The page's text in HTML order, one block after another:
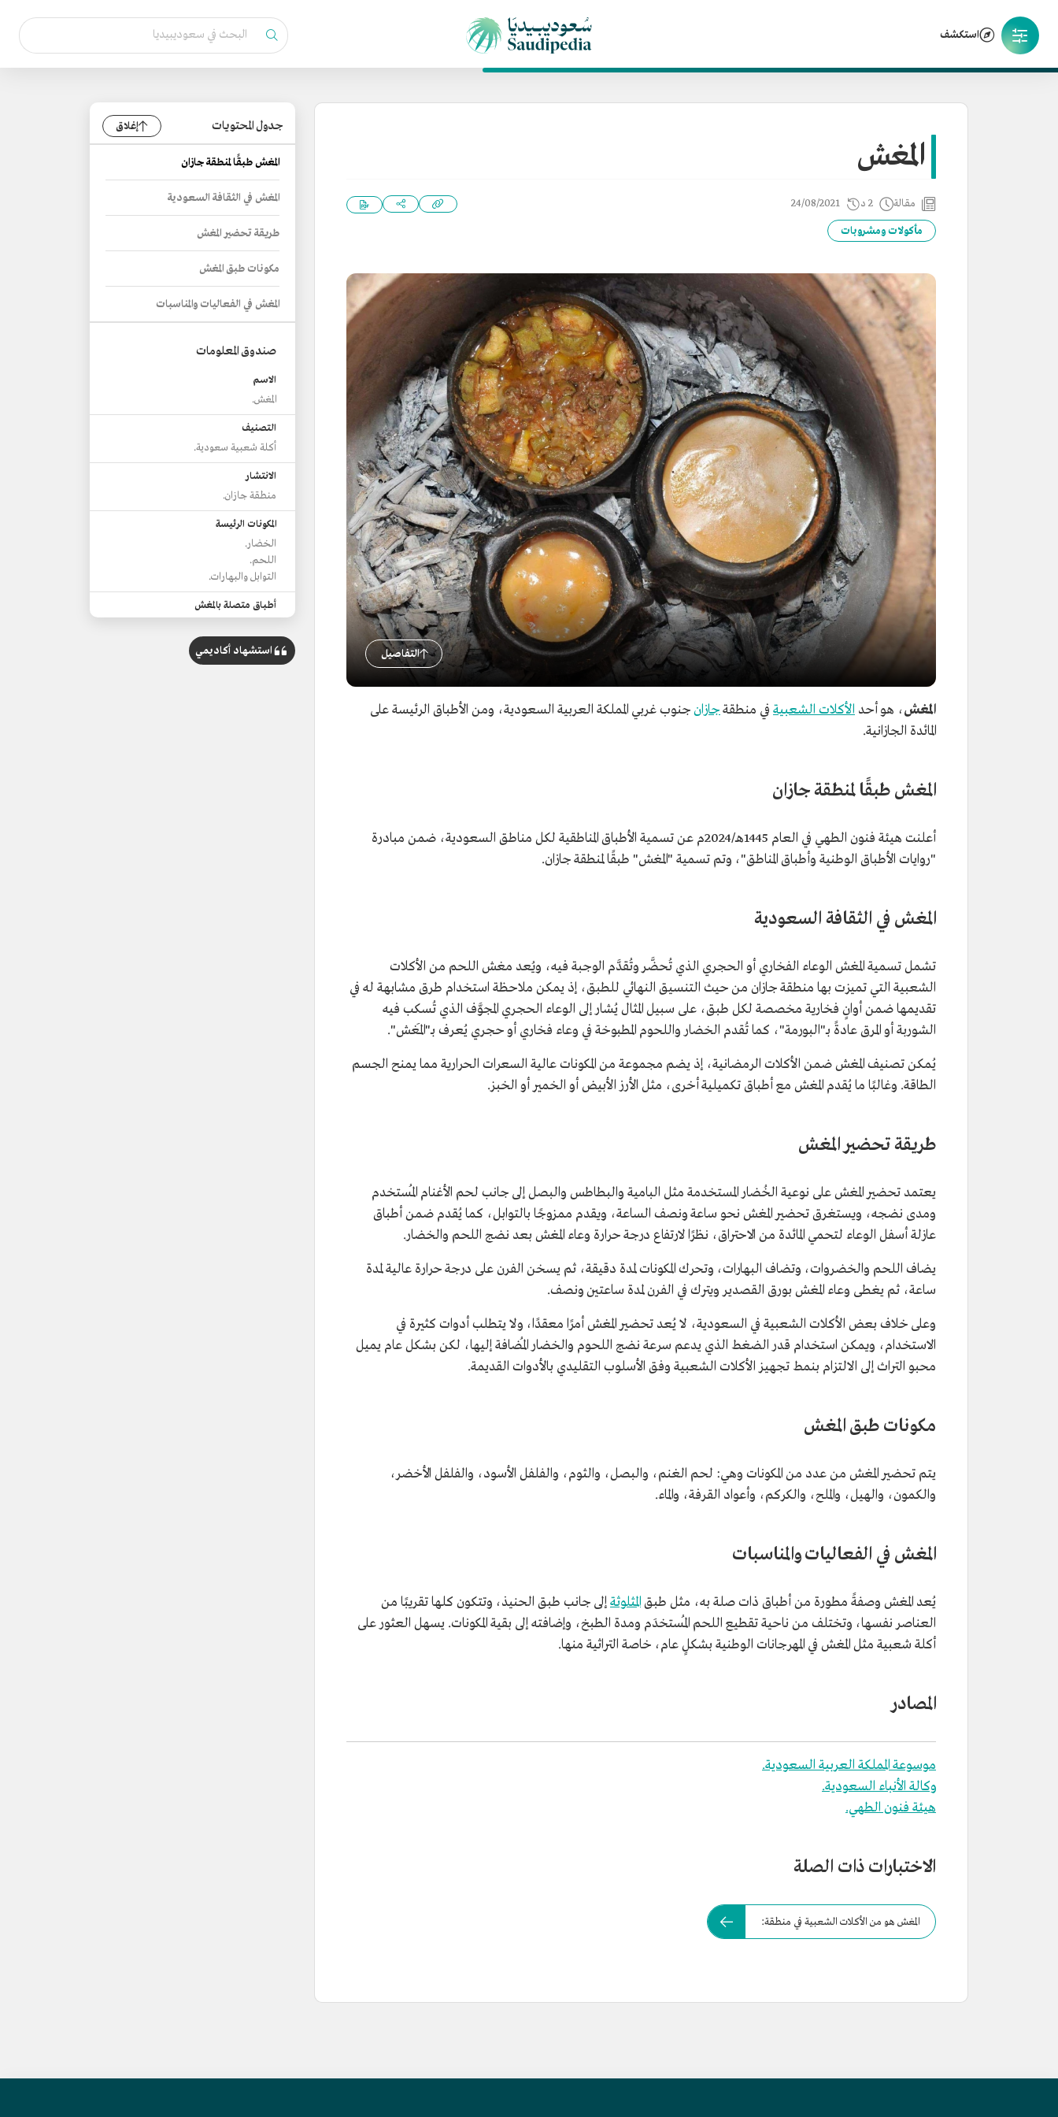
استكشف
المغش
مقالة 2 د 24/08/2021
مأكولات ومشروبات
التفاصيل
المغش، هو أحد الأكلات الشعبية في منطقةجازانجنوب غربي المملكة العربية السعودية، ومن الأطباق الرئيسة على
المائدة الجازانية.
المغش طبقًا لمنطقة جازان
أعلنت هيئة فنون الطهي في العام 1445هـ/2024م عن تسمية الأطباق المناطقية لكل مناطق السعودية، ضمن مبادرة
"روايات الأطباق الوطنية وأطباق المناطق"، وتم تسمية "المغش" طبقًا لمنطقة جازان.
المغش في الثقافة السعودية
تشمل تسمية المغش الوعاء الفخاري أو الحجري الذي تُحضَّر وتُقدَّم الوجبة فيه، ويُعد مغش اللحم من الأكلات
الشعبية التي تميزت بها منطقة جازان من حيث التنسيق النهائي للطبق، إذ يمكن ملاحظة استخدام طرق مشابهة له في
تقديمها ضمن أوانٍ فخارية مخصصة لكل طبق، على سبيل المثال يُشار إلى الوعاء الحجري المجوَّف الذي تُسكب فيه
الشوربة أو المرق عادةً بـ"البورمة"، كما تُقدم الخضار واللحوم المطبوخة في وعاء فخاري أو حجري يُعرف بـ"المَغش".
يُمكن تصنيف المغش ضمن الأكلات الرمضانية، إذ يضم مجموعة من المكونات عالية السعرات الحرارية مما يمنح الجسم
الطاقة. وغالبًا ما يُقدم المغش مع أطباق تكميلية أخرى، مثل الأرز الأبيض أو الخمير أو الخبز.
طريقة تحضير المغش
يعتمد تحضير المغش على نوعية الخُضار المستخدمة مثل البامية والبطاطس والبصل إلى جانب لحم الأغنام المُستخدم
ومدى نضجه، ويستغرق تحضير المغش نحو ساعة ونصف الساعة، ويقدم ممزوجًا بالتوابل، كما يُقدم ضمن أطباق
عازلة أسفل الوعاء لتحمي المائدة من الاحتراق، نظرًا لارتفاع درجة حرارة وعاء المغش بعد نضج اللحم والخضار.
يضاف اللحم والخضروات، وتضاف البهارات، وتحرك المكونات لمدة دقيقة، ثم يسخن الفرن على درجة حرارة عالية لمدة
ساعة، ثم يغطى وعاء المغش بورق القصدير ويترك في الفرن لمدة ساعتين ونصف.
وعلى خلاف بعض الأكلات الشعبية في السعودية، لا يُعد تحضير المغش أمرًا معقدًا، ولا يتطلب أدوات كثيرة في
الاستخدام، ويمكن استخدام قدر الضغط الذي يدعم سرعة نضج اللحوم والخضار المُضافة إليها، لكن بشكل عام يميل
محبو التراث إلى الالتزام بنمط تجهيز الأكلات الشعبية وفق الأسلوب التقليدي بالأدوات القديمة.
مكونات طبق المغش
يتم تحضير المغش من عدد من المكونات وهي: لحم الغنم، والبصل، والثوم، والفلفل الأسود، والفلفل الأخضر،
والكمون، والهيل، والملح، والكركم، وأعواد القرفة، والماء.
المغش في الفعاليات والمناسبات
يُعد المغش وصفةً مطورة من أطباق ذات صلة به، مثل طبقالمثلوثةإلى جانب طبق الحنيذ، وتتكون كلها تقريبًا من
العناصر نفسها، وتختلف من ناحية تقطيع اللحم المُستخدَم ومدة الطبخ، وإضافته إلى بقية المكونات. يسهل العثور على
أكلة شعبية مثل المغش في المهرجانات الوطنية بشكلٍ عام، خاصة التراثية منها.
المصادر
موسوعة المملكة العربية السعودية.
وكالة الأنباء السعودية.
هيئة فنون الطهي.
الاختبارات ذات الصلة
المغش هو من الأكلات الشعبية في منطقة:
جدول المحتويات إغلاق
المغش طبقًا لمنطقة جازان
المغش في الثقافة السعودية
طريقة تحضير المغش
مكونات طبق المغش
المغش في الفعاليات والمناسبات
صندوق المعلومات
الاسم
المغش.
التصنيف
أكلة شعبية سعودية.
الانتشار
منطقة جازان.
المكونات الرئيسة
الخضار.
اللحم.
التوابل والبهارات.
أطباق متصلة بالمغش
استشهاد أكاديمي